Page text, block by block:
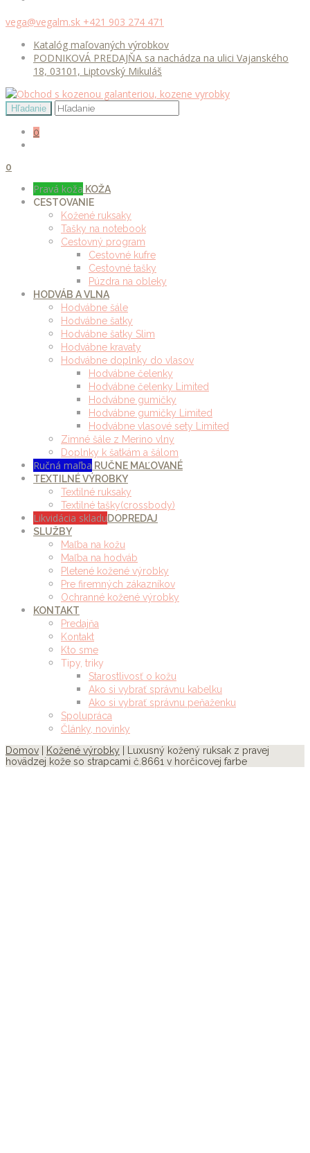
vega@vegalm.sk +421 903 274 471
Katalóg maľovaných výrobkov
PODNIKOVÁ PREDAJŇA sa nachádza na ulici Vajanského
18, 03101, Liptovský Mikuláš
0
0
Pravá koža KOŽA
CESTOVANIE
Kožené ruksaky
Tašky na notebook
Cestovný program
Cestovné kufre
Cestovné tašky
Púzdra na obleky
HODVÁB A VLNA
Hodvábne šále
Hodvábne šatky
Hodvábne šatky Slim
Hodvábne kravaty
Hodvábne doplnky do vlasov
Hodvábne čelenky
Hodvábne čelenky Limited
Hodvábne gumičky
Hodvábne gumičky Limited
Hodvábne vlasové sety Limited
Zimné šále z Merino vlny
Doplnky k šatkám a šálom
Ručná maľba RUČNE MAĽOVANÉ
TEXTILNÉ VÝROBKY
Textilné ruksaky
Textilné tašky(crossbody)
Likvidácia skladuDOPREDAJ
SLUŽBY
Maľba na kožu
Maľba na hodváb
Pletené kožené výrobky
Pre firemných zákazníkov
Ochranné kožené výrobky
KONTAKT
Predajňa
Kontakt
Kto sme
Tipy, triky
Starostlivosť o kožu
Ako si vybrať správnu kabelku
Ako si vybrať správnu peňaženku
Spolupráca
Články, novinky
Domov
Kožené výrobky | Luxusný kožený ruksak z pravej
hovädzej kože so strapcami č.8661 v horčicovej farbe